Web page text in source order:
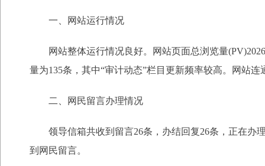
一、网站运行情况
网站整体运行情况良好。网站页面总浏览量
量为135条，其中“审计动态”栏目更新频率较高。网站
二、网民留言办理情况
领导信箱共收到留言26条，办结回复26条，正在办
到网民留言。